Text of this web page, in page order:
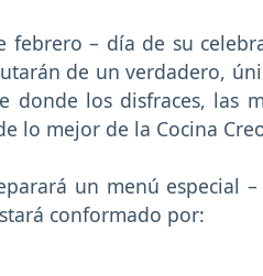
febrero – día de su
de un verdadero,
donde los disfraces, las
lo mejor de la Cocina
un menú especial
conformado por: